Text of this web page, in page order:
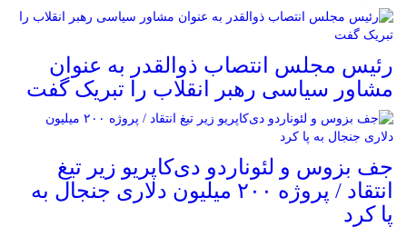
رئیس مجلس انتصاب ذوالقدر به عنوان
مشاور سیاسی رهبر انقلاب را تبریک گفت
جف بزوس و لئوناردو دی‌کاپریو زیر تیغ
انتقاد / پروژه ۲۰۰ میلیون دلاری جنجال به
پا کرد